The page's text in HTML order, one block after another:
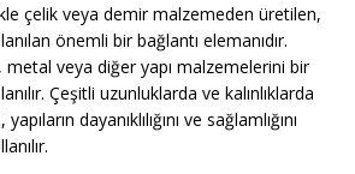
çelik veya demir malzemeden üretilen,
önemli bir bağlantı elemanıdır.
veya diğer yapı malzemelerini bir
Çeşitli uzunluklarda ve kalınlıklarda
dayanıklılığını ve sağlamlığını